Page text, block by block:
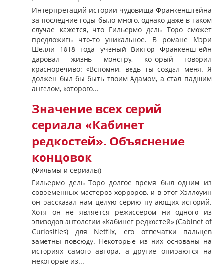
Интерпретаций истории чудовища Франкенштейна
за последние годы было много, однако даже в таком
случае кажется, что Гильермо дель Торо сможет
предложить что-то уникальное. В романе Мэри
Шелли 1818 года ученый Виктор Франкенштейн
даровал жизнь монстру, который говорил
красноречиво: «Вспомни, ведь ты создал меня. Я
должен был бы быть твоим Адамом, а стал падшим
ангелом, которого...
Значение всех серий
сериала «Кабинет
редкостей». Объяснение
концовок
(Фильмы и сериалы)
Гильермо дель Торо долгое время был одним из
современных мастеров хорроров, и в этот Хэллоуин
он рассказал нам целую серию пугающих историй.
Хотя он не является режиссером ни одного из
эпизодов антологии «Кабинет редкостей» (Cabinet of
Curiosities) для Netflix, его отпечатки пальцев
заметны повсюду. Некоторые из них основаны на
историях самого автора, а другие опираются на
некоторые из...